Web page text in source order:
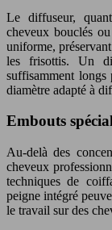
Le diffuseur,
cheveux bouclés
uniforme,
les frisottis. Un
suffisamment longs
diamètre adapté à
Embouts
Au-delà des
cheveux
techniques de
peigne intégré
le travail sur des